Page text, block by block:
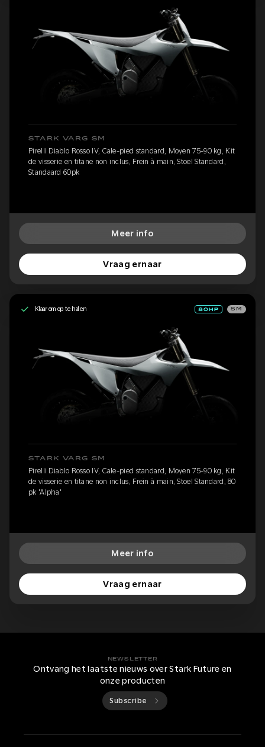
STARK VARG SM
Pirelli Diablo Rosso IV, Cale-pied standard, Moyen 75-90 kg, Kit
de visserie en titane non inclus, Frein à main, Stoel Standard,
Standaard 60pk
Meer info
Vraag ernaar
Klaar om op te halen SM
STARK VARG SM
Pirelli Diablo Rosso IV, Cale-pied standard, Moyen 75-90 kg, Kit
de visserie en titane non inclus, Frein à main, Stoel Standard, 80
pk 'Alpha'
Meer info
Vraag ernaar
NEWSLETTER
Ontvang het laatste nieuws over Stark Future en
onze producten
Subscribe